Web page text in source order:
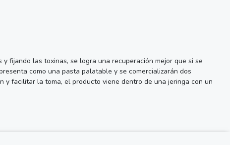
fijando las toxinas, se logra una recuperación mejor que si se
como una pasta palatable y se comercializarán dos
y facilitar la toma, el producto viene dentro de una jeringa con un